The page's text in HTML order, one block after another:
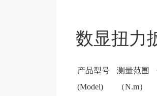
数显扭力
产品型号
(Model)
测量范围
（N.m）